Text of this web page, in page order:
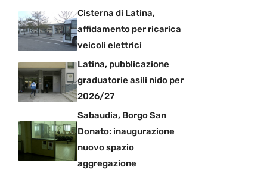
Cisterna di Latina,
affidamento per ricarica
veicoli elettrici
Latina, pubblicazione
graduatorie asili nido per
2026/27
Sabaudia, Borgo San
Donato: inaugurazione
nuovo spazio
aggregazione